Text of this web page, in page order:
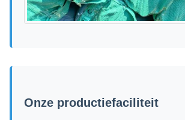
Onze productiefaciliteit